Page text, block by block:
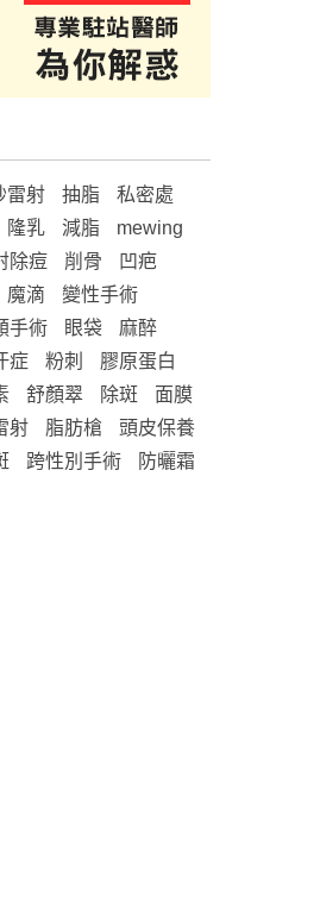
雷射 抽脂
私密處
隆乳 減脂
mewing
除痘 削骨
凹疤
魔滴
變性手術
手術 眼袋
麻醉
症 粉刺
膠原蛋白
舒顏翠 除斑
面膜
射 脂肪槍
頭皮保養
跨性別手術
防曬霜